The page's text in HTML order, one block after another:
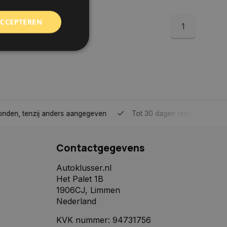
1
anders aangegeven Tot 30 dagen retour sturen.
Contactgegevens
Autoklusser.nl
Het Palet 1B
1906CJ, Limmen
Nederland
KVK nummer: 94731756
en
ervoor
selecties
pagina. Het slaat
te